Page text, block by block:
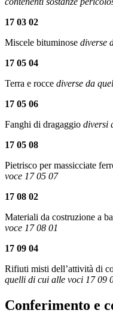
17 03 02
Miscele bituminose diverse
17 05 04
Terra e rocce diverse da
17 05 06
Fanghi di dragaggio diversi
17 05 08
Pietrisco per massicciate
voce 17 05 07
17 08 02
Materiali da costruzione a
voce 17 08 01
17 09 04
Rifiuti misti dell’attività di
quelli di cui alle voci 17 09
Conferimento e